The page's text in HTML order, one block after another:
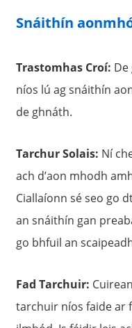
Snáithín
Trastomhas Croí:
níos lú ag snáithín
de ghnáth.
Tarchur Solais: Ní
ach d’aon mhodh
Ciallaíonn sé seo go
an snáithín gan
go bhfuil an
Fad Tarchuir:
tarchuir níos faide ar